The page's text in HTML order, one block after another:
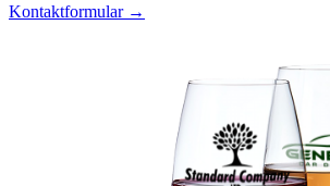
Kontaktformular →